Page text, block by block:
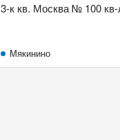
3-к кв. Москва № 100 кв-
Мякинино